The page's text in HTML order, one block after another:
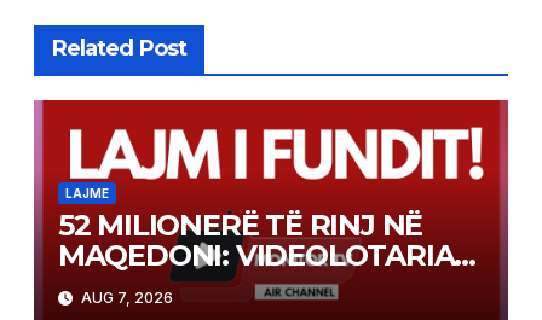
Related Post
LAJME
52 MILIONERË TË RINJ NË
MAQEDONI: VIDEOLOTARIA
KASINOS AUSTRIA PAGOI MBI
AUG 7, 2026